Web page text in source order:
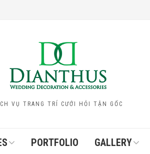
VỤ TRANG TRÍ CƯỚI HỎI TẬN GỐC
PORTFOLIO GALLERY